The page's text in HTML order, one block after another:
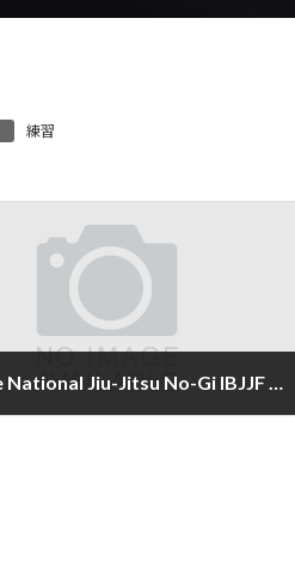
練習
Japanese National Jiu-Jitsu No-Gi IBJJF Championshipに2名が参加